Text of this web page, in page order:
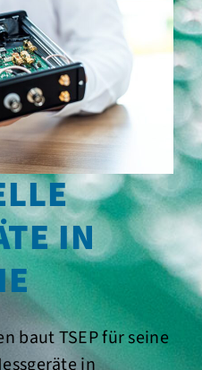
IN
baut TSEP für seine
in